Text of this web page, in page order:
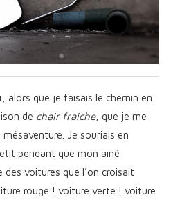
, alors que je faisais le chemin en
de chair fraiche, que je me
Je souriais en
pendant que mon ainé
des voitures que l’on croisait
rouge ! voiture verte ! voiture